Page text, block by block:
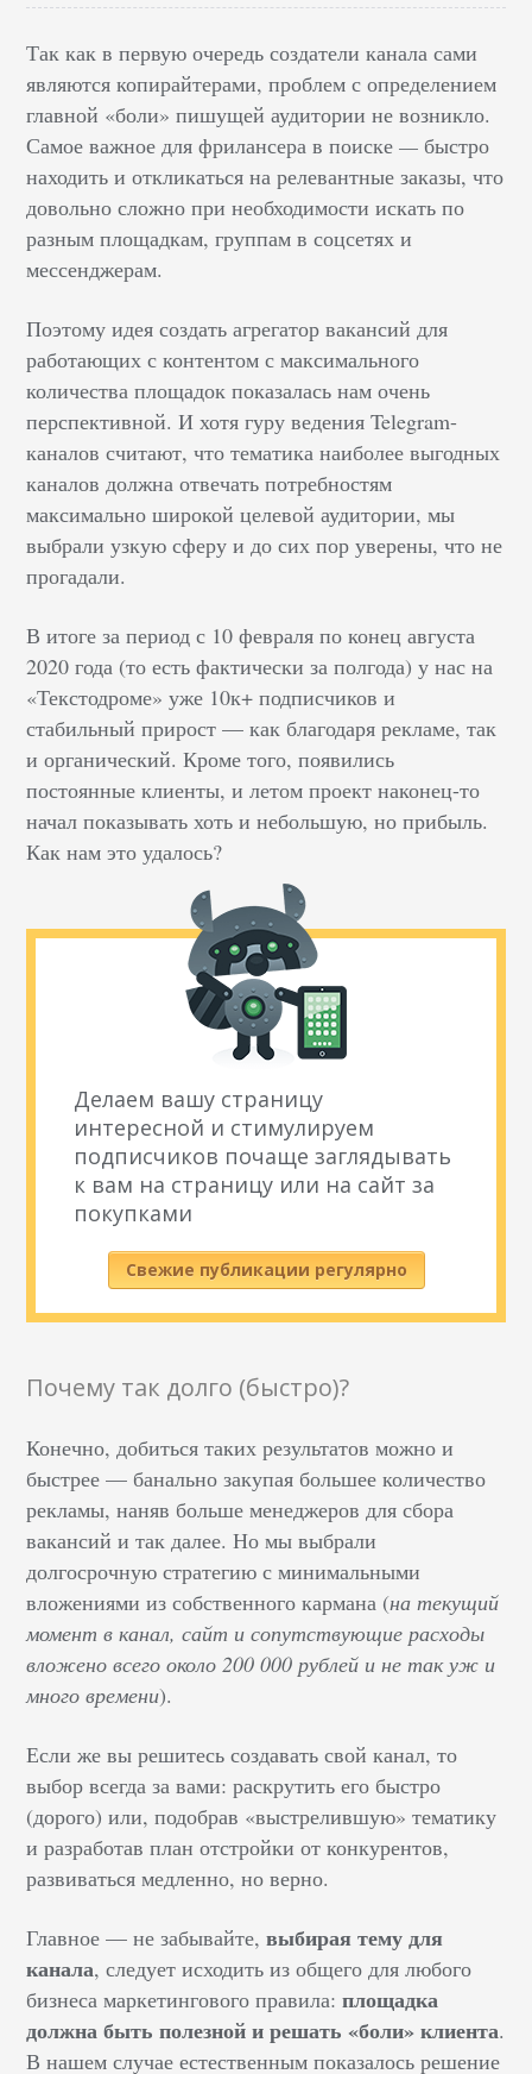
Так как в первую очередь создатели канала сами
являются копирайтерами, проблем с определением
главной «боли» пишущей аудитории не возникло.
Самое важное для фрилансера в поиске— быстро
находить и откликаться на релевантные заказы, что
довольно сложно при необходимости искать по
разным площадкам, группам в соцсетях и
мессенджерам.
Поэтому идея создать агрегатор вакансий для
работающих с контентом с максимального
количества площадок показалась нам очень
перспективной. И хотя гуру ведения Telegram-
каналов считают, что тематика наиболее выгодных
каналов должна отвечать потребностям
максимально широкой целевой аудитории, мы
выбрали узкую сферу и до сих пор уверены, что не
прогадали.
В итоге за период с 10 февраля по конец августа
2020 года (то есть фактически за полгода) у нас на
«Текстодроме» уже 10к+ подписчиков и
стабильный прирост — как благодаря рекламе, так
и органический. Кроме того, появились
постоянные клиенты, и летом проект наконец-то
начал показывать хоть и небольшую, но прибыль.
Как нам это удалось?
Делаем вашу страницу
интересной и стимулируем
подписчиков почаще заглядывать
к вам на страницу или на сайт за
покупками
Свежие публикации регулярно
Почему так долго (быстро)?
Конечно, добиться таких результатов можно и
быстрее — банально закупая большее количество
рекламы, наняв больше менеджеров для сбора
вакансий и так далее. Но мы выбрали
долгосрочную стратегию с минимальными
вложениями из собственного кармана (на текущий
момент в канал, сайт и сопутствующие расходы
вложено всего около 200 000 рублей и не так уж и
много времени).
Если же вы решитесь создавать свой канал, то
выбор всегда за вами: раскрутить его быстро
(дорого) или, подобрав «выстрелившую» тематику
и разработав план отстройки от конкурентов,
развиваться медленно, но верно.
Главное — не забывайте,выбирая тему для
канала, следует исходить из общего для любого
бизнеса маркетингового правила:площадка
должна быть полезной и решать «боли» клиента.
В нашем случае естественным показалось решение